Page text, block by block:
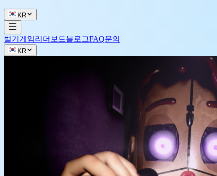
KR
벌기 게임리더보드블로그FAQ문의
KR